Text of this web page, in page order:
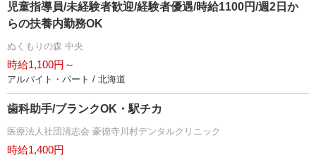
児童指導員/未経験者歓迎/経験者優遇/時給1100円/週2日か
らの扶養内勤務OK
ぬくもりの森 中央
時給1,100円～
アルバイト・パート / 北海道
歯科助手/ブランクOK・駅チカ
医療法人社団清志会 豪徳寺川村デンタルクリニック
時給1,400円